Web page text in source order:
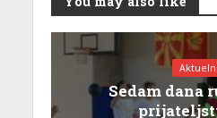
Sedam dana